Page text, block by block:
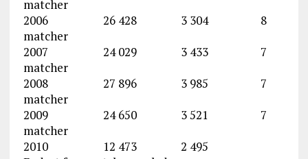
matcher
2006 26 428 3 304 8
matcher
2007 24 029 3 433 7
matcher
2008 27 896 3 985 7
matcher
2009 24 650 3 521 7
matcher
2010 12 473 2 495